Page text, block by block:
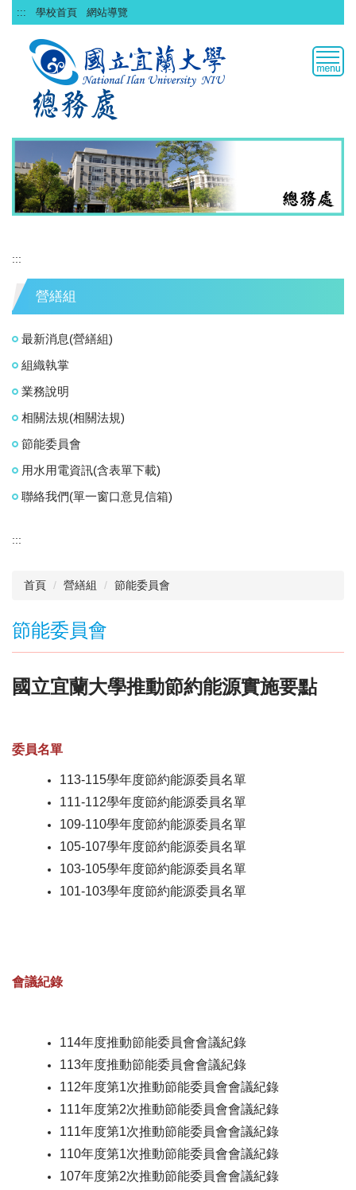
跳
到
::: 學校首頁 網站導覽
:::
營繕組
最新消息(營繕組)
組織執掌
業務說明
相關法規(相關法規)
節能委員會
用水用電資訊(含表單下載)
聯絡我們(單一窗口意見信箱)
:::
首頁 營繕組 節能委員會
節能委員會
國立宜蘭大學推動節約能源實施要點
委員名單
113-115學年度節約能源委員名單
111-112學年度節約能源委員名單
109-110學年度節約能源委員名單
105-107學年度節約能源委員名單
103-105學年度節約能源委員名單
101-103學年度節約能源委員名單
會議紀錄
114年度推動節能委員會會議紀錄
113年度推動節能委員會會議紀錄
112年度第1次推動節能委員會會議紀錄
111年度第2次推動節能委員會會議紀錄
111年度第1次推動節能委員會會議紀錄
110年度第1次推動節能委員會會議紀錄
107年度第2次推動節能委員會會議紀錄